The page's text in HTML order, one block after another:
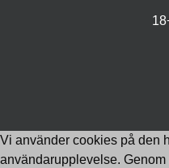
Vi använder cookies på den
användarupplevelse.